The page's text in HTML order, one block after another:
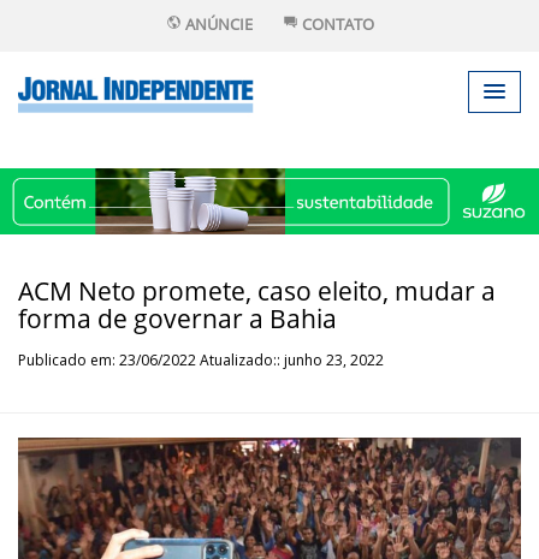
ANÚNCIE CONTATO
ACM Neto promete, caso eleito, mudar a
forma de governar a Bahia
Publicado em: 23/06/2022 Atualizado:: junho 23, 2022